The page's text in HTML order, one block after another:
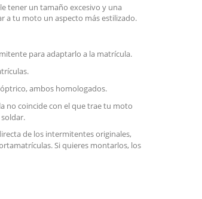
tener un tamaño excesivo y una
a tu moto un aspecto más estilizado.
para adaptarlo a la matrícula.
ambos homologados.
no coincide con el que trae tu moto
de los intermitentes originales,
Si quieres montarlos, los